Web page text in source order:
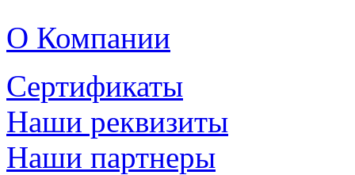
О Компании
Сертификаты
Наши реквизиты
Наши партнеры